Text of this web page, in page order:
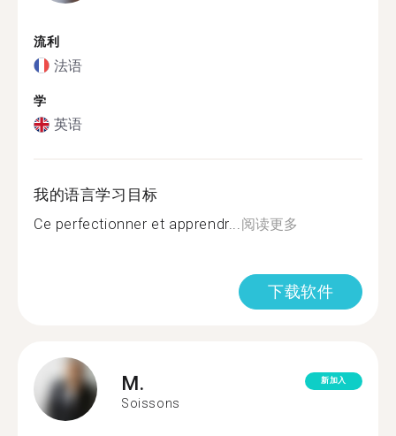
流利
法语
学
英语
我的语言学习目标
Ce perfectionner et apprendr...阅读更多
下载软件
M.
Soissons
新加入